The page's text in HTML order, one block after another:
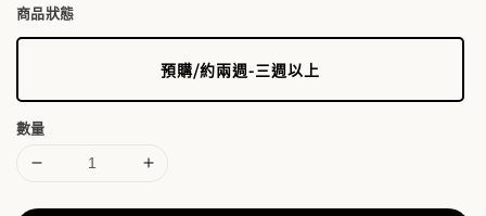
商品狀態
預購/約兩週-三週以上
數量